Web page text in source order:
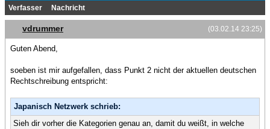
Verfasser Nachricht
(03.02.14 23:25)
vdrummer
Guten Abend,
soeben ist mir aufgefallen, dass Punkt 2 nicht der aktuellen deutschen
Rechtschreibung entspricht:
Japanisch Netzwerk schrieb:
Sieh dir vorher die Kategorien genau an, damit du weißt, in welche